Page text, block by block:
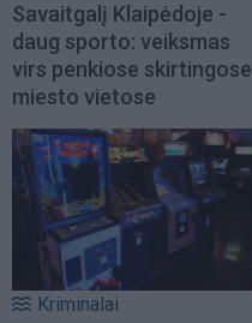
Savaitgalį Klaipėdoje -
daug sporto: veiksmas
virs penkiose skirtingose
miesto vietose
Kriminalai